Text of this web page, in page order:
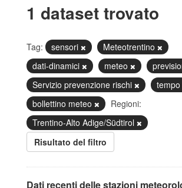
1 dataset trovato
Tag: sensori
Meteotrentino
dati-dinamici
meteo
Servizio prevenzione rischi
bollettino meteo
Regioni:
Trentino-Alto Adige/Südtirol
Risultato del filtro
Dati recenti delle stazioni